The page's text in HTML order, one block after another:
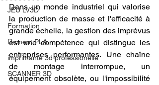
JEU LV3D
Formation
filament PLA
imprimante 3d professionelle
SCANNER 3D
Dans un monde industriel qui valorise
la production de masse et l'efficacité à
grande échelle, la gestion des imprévus
est une compétence qui distingue les
entreprises performantes. Une chaîne
de montage interrompue, un
équipement obsolète, ou l'impossibilité